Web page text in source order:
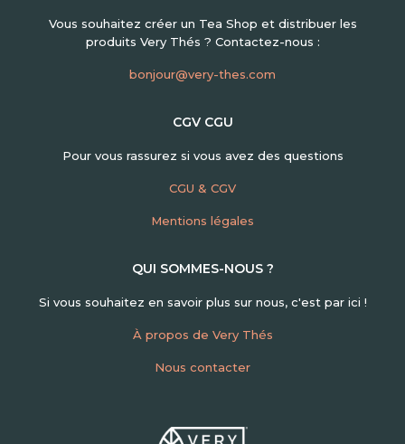
Vous souhaitez créer un Tea Shop et distribuer les
produits Very Thés ? Contactez-nous :
bonjour@very-thes.com
CGV CGU
Pour vous rassurez si vous avez des questions
CGU & CGV
Mentions légales
QUI SOMMES-NOUS ?
Si vous souhaitez en savoir plus sur nous, c'est par ici !
À propos de Very Thés
Nous contacter